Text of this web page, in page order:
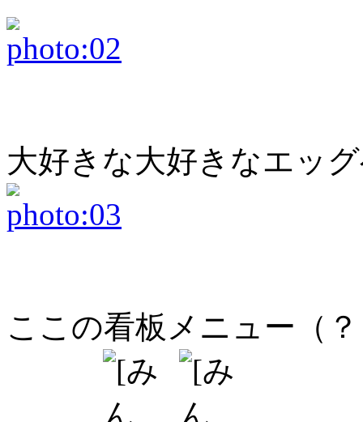
大好きな大好きなエッ
ここの看板メニュー（